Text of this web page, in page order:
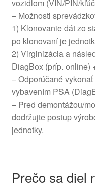
vozidlom (VIN/PIN/
– Možnosti
1) Klonovanie dát zo
po klonovaní je
2) Virginizácia a
DiagBox (príp. online)
– Odporúčané
vybavením PSA
– Pred demontážou/
dodržujte postup
jednotky.
Prečo sa diel